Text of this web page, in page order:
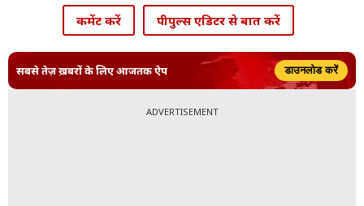
कमेंट करें पीपुल्स एडिटर से बात करें
सबसे तेज़ ख़बरों के लिए आजतक ऐप डाउनलोड करें
ADVERTISEMENT